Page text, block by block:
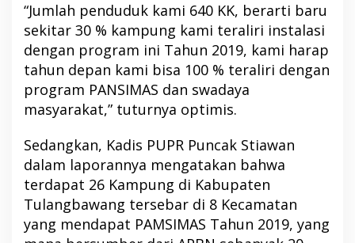
“Jumlah penduduk kami 640 KK, berarti baru
sekitar 30 % kampung kami teraliri instalasi
dengan program ini Tahun 2019, kami harap
tahun depan kami bisa 100 % teraliri dengan
program PANSIMAS dan swadaya
masyarakat,” tuturnya optimis.
Sedangkan, Kadis PUPR Puncak Stiawan
dalam laporannya mengatakan bahwa
terdapat 26 Kampung di Kabupaten
Tulangbawang tersebar di 8 Kecamatan
yang mendapat PAMSIMAS Tahun 2019, yang